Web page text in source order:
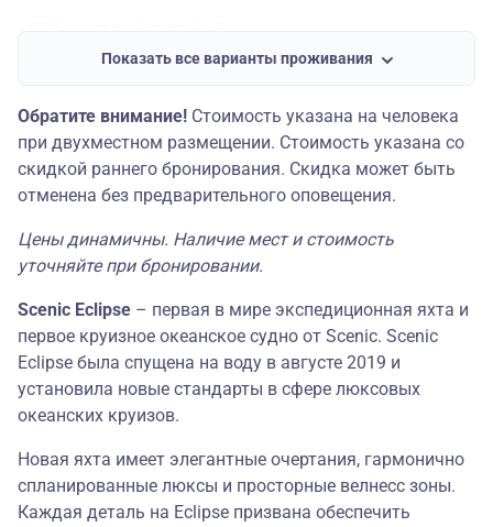
(46-50 м²)
SA (46-50 м²)
Люкс Судовладельца на
9 палубе OP (195 м²)
Мест нет
Показать все варианты проживания
Обратите внимание! Стоимость указана на человека
при двухместном размещении. Стоимость указана со
скидкой раннего бронирования. Скидка может быть
отменена без предварительного оповещения.
Цены динамичны. Наличие мест и стоимость
уточняйте при бронировании.
Scenic Eclipse – первая в мире экспедиционная яхта и
первое круизное океанское судно от Scenic. Scenic
Eclipse была спущена на воду в августе 2019 и
установила новые стандарты в сфере люксовых
океанских круизов.
Новая яхта имеет элегантные очертания, гармонично
спланированные люксы и просторные велнесс зоны.
Каждая деталь на Eclipse призвана обеспечить